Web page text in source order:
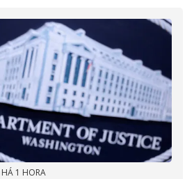
HÁ 1 HORA